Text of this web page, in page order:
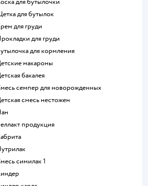
щетка для бутылок
крем для груди
прокладки для груди
бутылочка для кормления
детские макароны
детская бакалея
смесь семпер для новорожденных
детская смесь нестожен
нан
беллакт продукция
кабрита
нутрилак
смесь симилак 1
киндер